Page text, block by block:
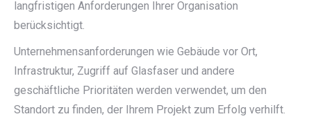
langfristigen Anforderungen Ihrer Organisation
berücksichtigt.
Unternehmensanforderungen wie Gebäude vor Ort,
Infrastruktur, Zugriff auf Glasfaser und andere
geschäftliche Prioritäten werden verwendet, um den
Standort zu finden, der Ihrem Projekt zum Erfolg verhilft.